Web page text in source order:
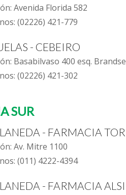
Avenida Florida 582
(02226) 421-779
- CEBEIRO
Basabilvaso 400 esq.
(02226) 421-302
SUR
- FARMACIA
Av. Mitre 1100
(011) 4222-4394
- FARMACIA